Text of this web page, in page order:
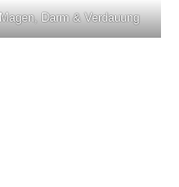
Magen, Darm & Verdauung